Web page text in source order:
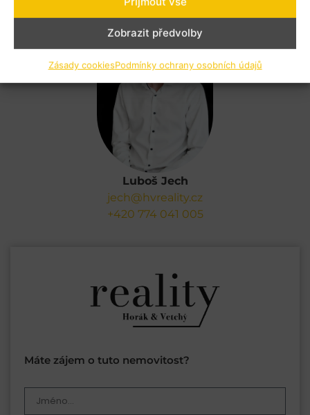
Zobrazit předvolby
Zásady cookiesPodmínky ochrany osobních údajů
Máte zájem o tuto nemovitost?
Luboš Jech
jech@hvreality.cz
+420 774 041 005